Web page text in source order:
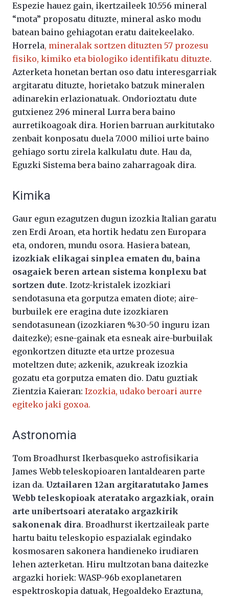
Espezie hauez gain, ikertzaileek 10.556 mineral
“mota” proposatu dituzte, mineral asko modu
batean baino gehiagotan eratu daitekeelako.
Horrela, mineralak sortzen dituzten 57 prozesu
fisiko, kimiko eta biologiko identifikatu dituzte.
Azterketa honetan bertan oso datu interesgarriak
argitaratu dituzte, horietako batzuk mineralen
adinarekin erlazionatuak. Ondorioztatu dute
gutxienez 296 mineral Lurra bera baino
aurretikoagoak dira. Horien barruan aurkitutako
zenbait konposatu duela 7.000 milioi urte baino
gehiago sortu zirela kalkulatu dute. Hau da,
Eguzki Sistema bera baino zaharragoak dira.
Kimika
Gaur egun ezagutzen dugun izozkia Italian garatu
zen Erdi Aroan, eta hortik hedatu zen Europara
eta, ondoren, mundu osora. Hasiera batean,
izozkiak elikagai sinplea ematen du, baina
osagaiek beren artean sistema konplexu bat
sortzen dute. Izotz-kristalek izozkiari
sendotasuna eta gorputza ematen diote; aire-
burbuilek ere eragina dute izozkiaren
sendotasunean (izozkiaren %30-50 inguru izan
daitezke); esne-gainak eta esneak aire-burbuilak
egonkortzen dituzte eta urtze prozesua
moteltzen dute; azkenik, azukreak izozkia
gozatu eta gorputza ematen dio. Datu guztiak
Zientzia Kaieran: Izozkia, udako beroari aurre
egiteko jaki goxoa.
Astronomia
Tom Broadhurst Ikerbasqueko astrofisikaria
James Webb teleskopioaren lantaldearen parte
izan da. Uztailaren 12an argitaratutako James
Webb teleskopioak ateratako argazkiak, orain
arte unibertsoari ateratako argazkirik
sakonenak dira. Broadhurst ikertzaileak parte
hartu baitu teleskopio espazialak egindako
kosmosaren sakonera handieneko irudiaren
lehen azterketan. Hiru multzotan bana daitezke
argazki horiek: WASP-96b exoplanetaren
espektroskopia datuak, Hegoaldeko Eraztuna,